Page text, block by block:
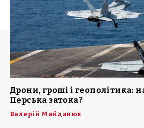
Дрони, гроші і геополітика:
Перська затока?
Валерій Майданюк